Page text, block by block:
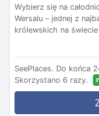
Wybierz się na
Wersalu – jednej z
królewskich na
SeePlaces. Do końca
Skorzystano 6 razy.